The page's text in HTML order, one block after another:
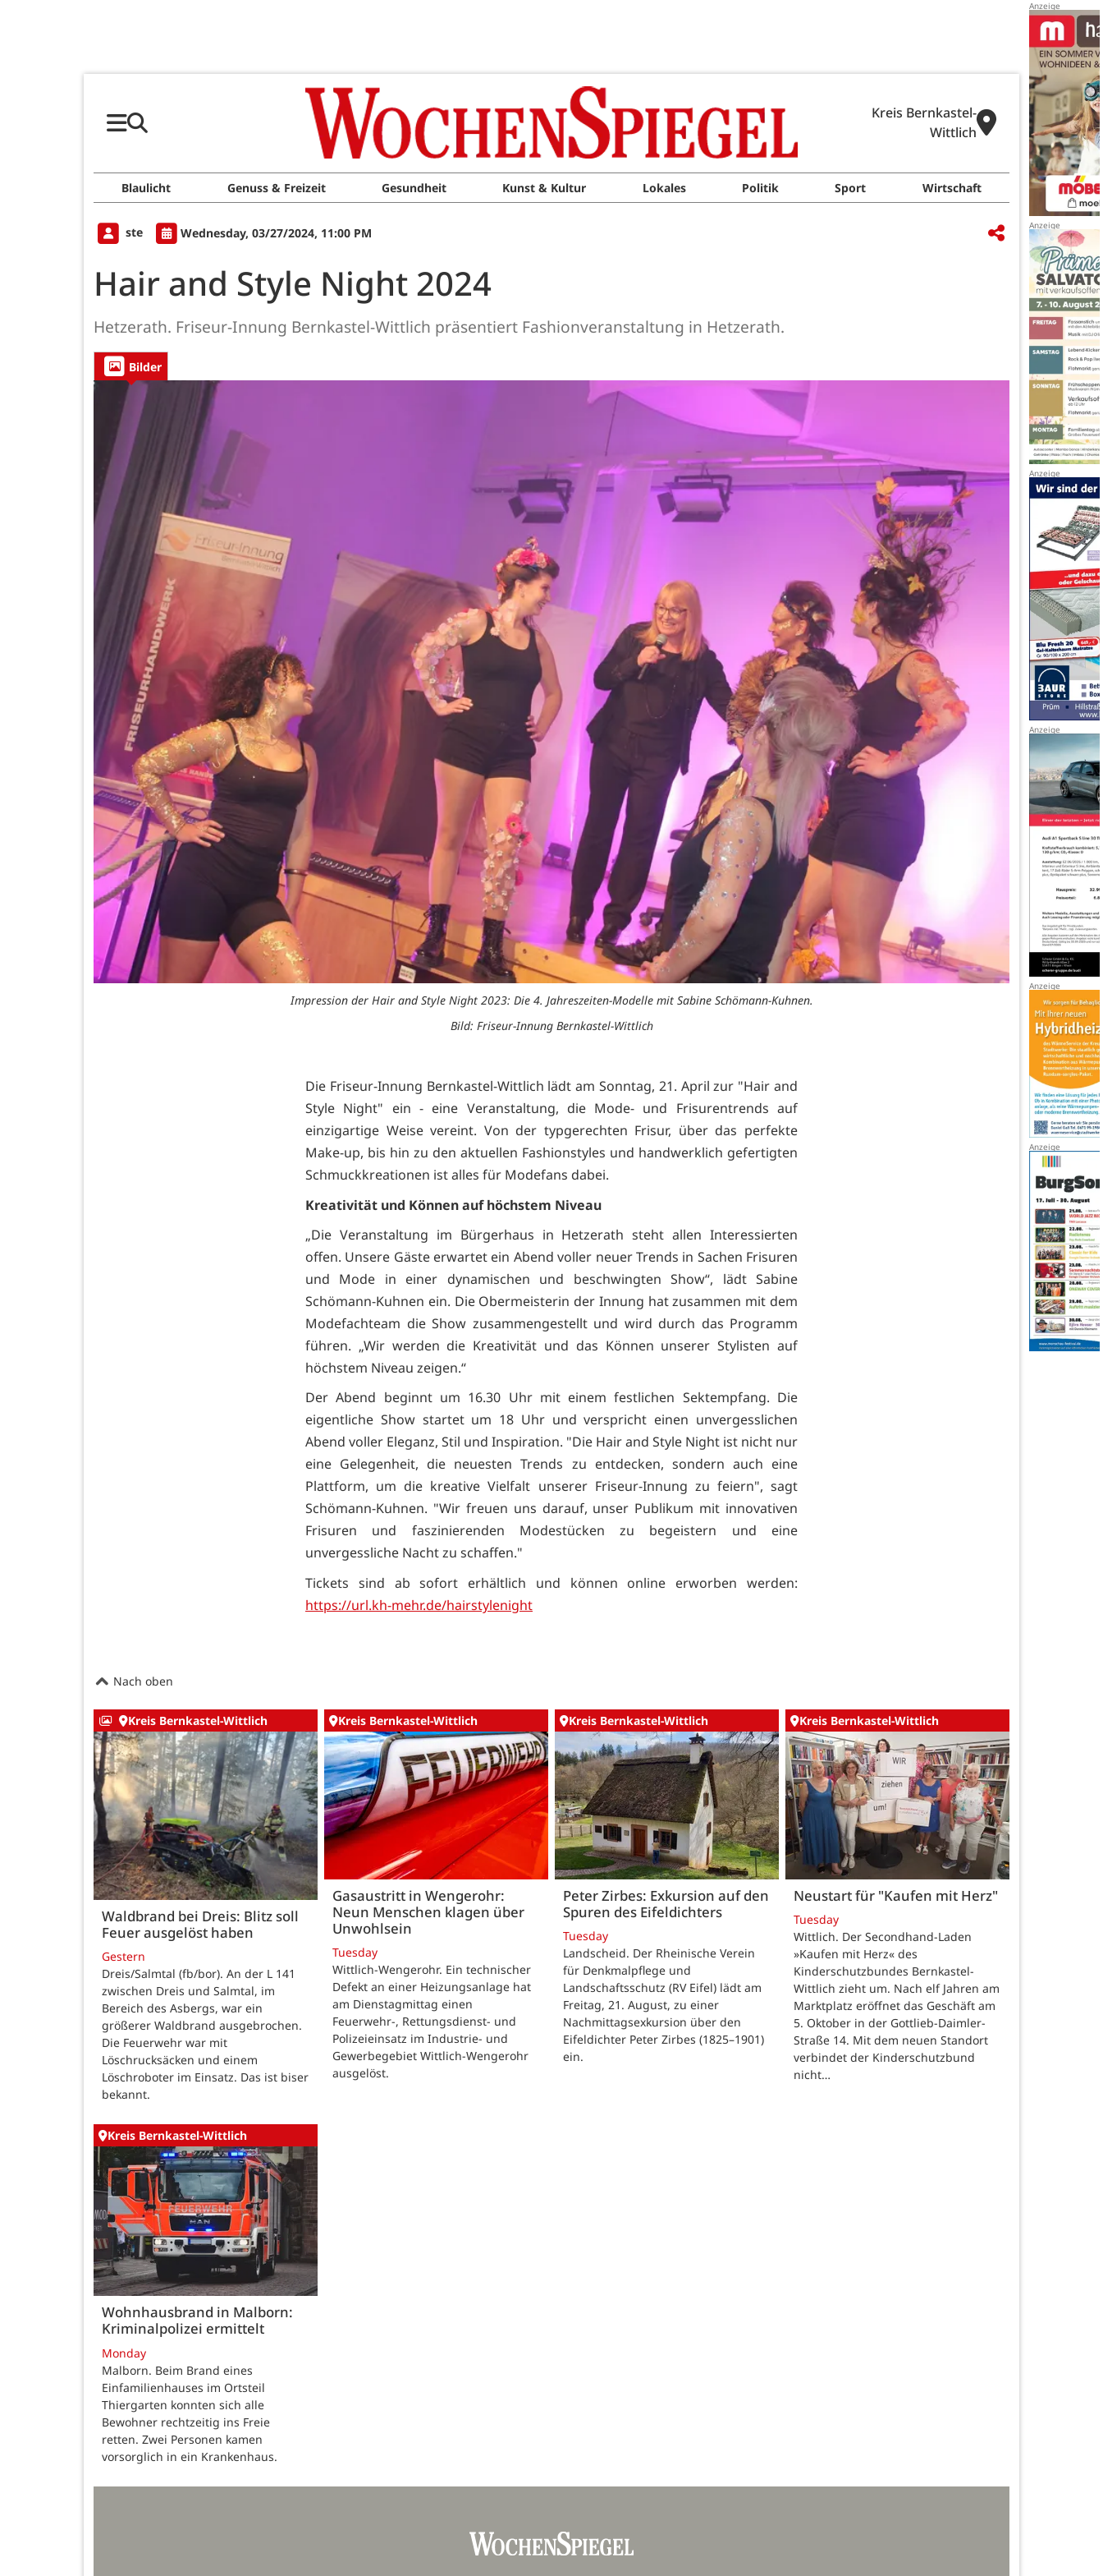
Kreis Bernkastel-
Wittlich
Blaulicht Genuss & Freizeit Gesundheit Kunst & Kultur Lokales Politik Sport Wirtschaft
ste Wednesday, 03/27/2024, 11:00 PM
Hair and Style Night 2024
Hetzerath. Friseur-Innung Bernkastel-Wittlich präsentiert Fashionveranstaltung in Hetzerath.
Bilder
Impression der Hair and Style Night 2023: Die 4. Jahreszeiten-Modelle mit Sabine Schömann-Kuhnen.
Bild: Friseur-Innung Bernkastel-Wittlich
Die Friseur-Innung Bernkastel-Wittlich lädt am Sonntag, 21. April zur "Hair and
Style Night" ein - eine Veranstaltung, die Mode- und Frisurentrends auf
einzigartige Weise vereint. Von der typgerechten Frisur, über das perfekte
Make-up, bis hin zu den aktuellen Fashionstyles und handwerklich gefertigten
Schmuckkreationen ist alles für Modefans dabei.
Kreativität und Können auf höchstem Niveau
„Die Veranstaltung im Bürgerhaus in Hetzerath steht allen Interessierten
offen. Unsere Gäste erwartet ein Abend voller neuer Trends in Sachen Frisuren
und Mode in einer dynamischen und beschwingten Show“, lädt Sabine
Schömann-Kuhnen ein. Die Obermeisterin der Innung hat zusammen mit dem
Modefachteam die Show zusammengestellt und wird durch das Programm
führen. „Wir werden die Kreativität und das Können unserer Stylisten auf
höchstem Niveau zeigen.“
Der Abend beginnt um 16.30 Uhr mit einem festlichen Sektempfang. Die
eigentliche Show startet um 18 Uhr und verspricht einen unvergesslichen
Abend voller Eleganz, Stil und Inspiration. "Die Hair and Style Night ist nicht nur
eine Gelegenheit, die neuesten Trends zu entdecken, sondern auch eine
Plattform, um die kreative Vielfalt unserer Friseur-Innung zu feiern", sagt
Schömann-Kuhnen. "Wir freuen uns darauf, unser Publikum mit innovativen
Frisuren und faszinierenden Modestücken zu begeistern und eine
unvergessliche Nacht zu schaffen."
Tickets sind ab sofort erhältlich und können online erworben werden:
https://url.kh-mehr.de/hairstylenight
Nach oben
Kreis Bernkastel-Wittlich
Waldbrand bei Dreis: Blitz soll
Feuer ausgelöst haben
Gestern
Dreis/Salmtal (fb/bor). An der L 141
zwischen Dreis und Salmtal, im
Bereich des Asbergs, war ein
größerer Waldbrand ausgebrochen.
Die Feuerwehr war mit
Löschrucksäcken und einem
Löschroboter im Einsatz. Das ist biser
bekannt.
Kreis Bernkastel-Wittlich
Gasaustritt in Wengerohr:
Neun Menschen klagen über
Unwohlsein
Tuesday
Wittlich-Wengerohr. Ein technischer
Defekt an einer Heizungsanlage hat
am Dienstagmittag einen
Feuerwehr-, Rettungsdienst- und
Polizeieinsatz im Industrie- und
Gewerbegebiet Wittlich-Wengerohr
ausgelöst.
Kreis Bernkastel-Wittlich
Peter Zirbes: Exkursion auf den
Spuren des Eifeldichters
Tuesday
Landscheid. Der Rheinische Verein
für Denkmalpflege und
Landschaftsschutz (RV Eifel) lädt am
Freitag, 21. August, zu einer
Nachmittagsexkursion über den
Eifeldichter Peter Zirbes (1825–1901)
ein.
Kreis Bernkastel-Wittlich
Neustart für "Kaufen mit Herz"
Tuesday
Wittlich. Der Secondhand-Laden
»Kaufen mit Herz« des
Kinderschutzbundes Bernkastel-
Wittlich zieht um. Nach elf Jahren am
Marktplatz eröffnet das Geschäft am
5. Oktober in der Gottlieb-Daimler-
Straße 14. Mit dem neuen Standort
verbindet der Kinderschutzbund
nicht…
Kreis Bernkastel-Wittlich
Wohnhausbrand in Malborn:
Kriminalpolizei ermittelt
Monday
Malborn. Beim Brand eines
Einfamilienhauses im Ortsteil
Thiergarten konnten sich alle
Bewohner rechtzeitig ins Freie
retten. Zwei Personen kamen
vorsorglich in ein Krankenhaus.